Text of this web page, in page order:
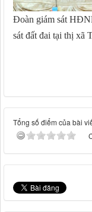
Đoàn giám sát
sát đất đai tại thị xã
Tổng số điểm của bài